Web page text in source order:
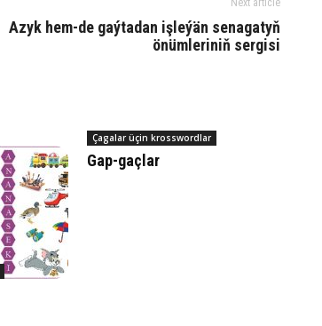
Next article
Azyk hem-de gaýtadan işleýän senagatyň
önümleriniň sergisi
Çagalar üçin krosswordlar
Gap-gaçlar